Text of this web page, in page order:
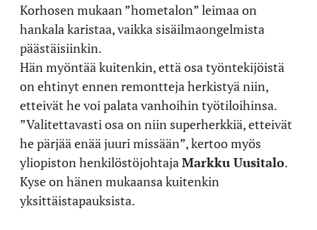
Korhosen mukaan ”hometalon” leimaa on
hankala karistaa, vaikka sisäilmaongelmista
päästäisiinkin.
Hän myöntää kuitenkin, että osa työntekijöistä
on ehtinyt ennen remontteja herkistyä niin,
etteivät he voi palata vanhoihin työtiloihinsa.
”Valitettavasti osa on niin superherkkiä, etteivät
he pärjää enää juuri missään”, kertoo myös
yliopiston henkilöstöjohtaja Markku Uusitalo.
Kyse on hänen mukaansa kuitenkin
yksittäistapauksista.